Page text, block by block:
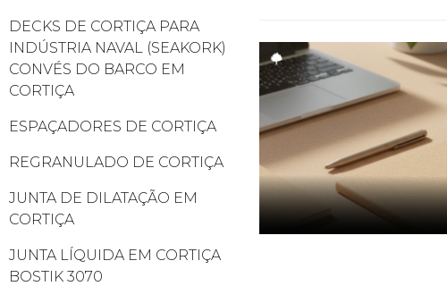
DECKS DE CORTIÇA PARA
INDÚSTRIA NAVAL (SEAKORK)
CONVÉS DO BARCO EM
CORTIÇA
ESPAÇADORES DE CORTIÇA
REGRANULADO DE CORTIÇA
JUNTA DE DILATAÇÃO EM
CORTIÇA
JUNTA LÍQUIDA EM CORTIÇA
BOSTIK 3070